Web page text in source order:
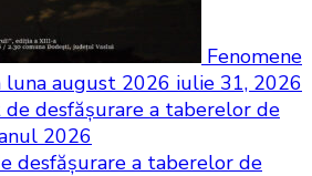
Fenomene
luna august 2026 iulie 31, 2026
desfăşurare a taberelor de